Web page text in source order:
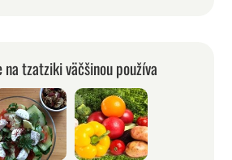
na tzatziki väčšinou používa